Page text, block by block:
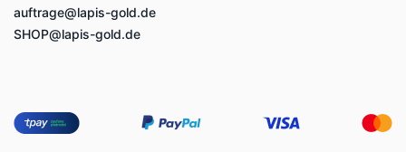
auftrage@lapis-gold.de
SHOP@lapis-gold.de